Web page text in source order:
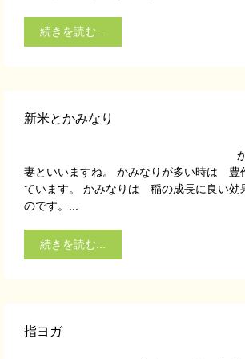
続きを読む...
新米とかみなり
かみなりの
妻といいますね。 かみなりが多い時は 豊
ています。 かみなりは 稲の成長に良い効
のです。...
続きを読む...
指ヨガ